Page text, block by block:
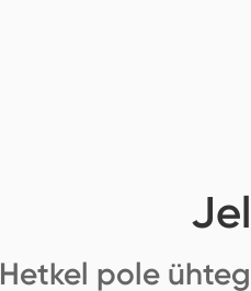
Hetkel pole